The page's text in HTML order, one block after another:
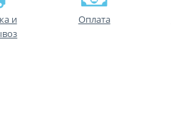
и
Оплата